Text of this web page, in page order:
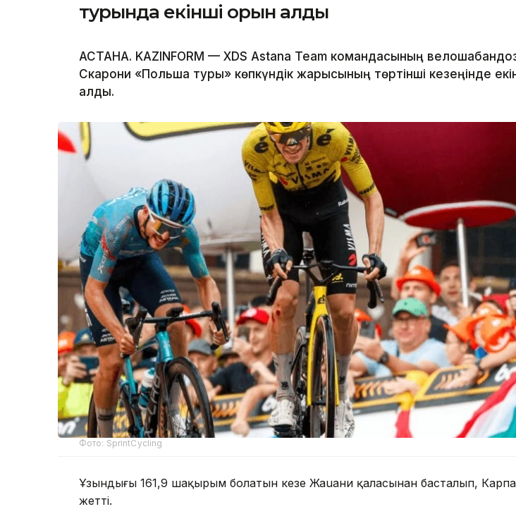
турында екінші орын алды
АСТАНА. KAZINFORM — XDS Astana Team командасының
Скарони «Польша туры» көпкүндік жарысының төртінші кезеңінде
алды.
Фото: SprintCycling
Ұзындығы 161,9 шақырым болатын кезең Жаuани қаласынан басталып,
жетті.